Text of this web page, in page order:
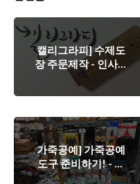
캘리그라피] 수제도
장 주문제작 - 인사동
쌈지길 "새김소리(캘
리존)"
가죽공예] 가죽공예
도구 준비하기! - 남
대문 만물상회(상사)